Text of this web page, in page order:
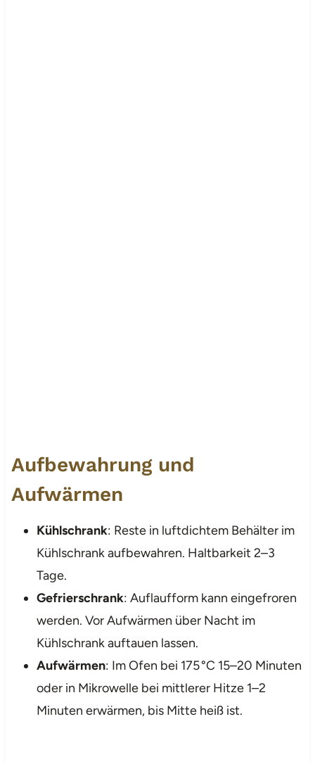
Aufbewahrung und
Aufwärmen
Kühlschrank: Reste in luftdichtem Behälter im
Kühlschrank aufbewahren. Haltbarkeit 2–3
Tage.
Gefrierschrank: Auflaufform kann eingefroren
werden. Vor Aufwärmen über Nacht im
Kühlschrank auftauen lassen.
Aufwärmen: Im Ofen bei 175 °C 15–20 Minuten
oder in Mikrowelle bei mittlerer Hitze 1–2
Minuten erwärmen, bis Mitte heiß ist.